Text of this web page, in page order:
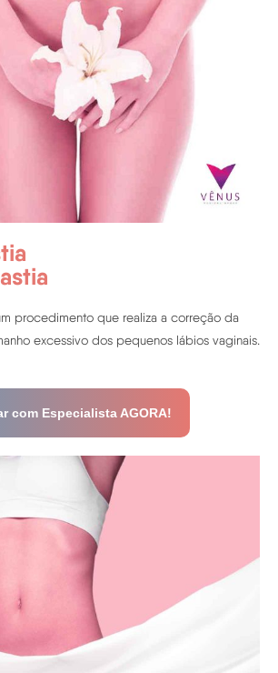
procedimento que realiza a correção da
excessivo dos pequenos lábios vaginais.
com Especialista AGORA!